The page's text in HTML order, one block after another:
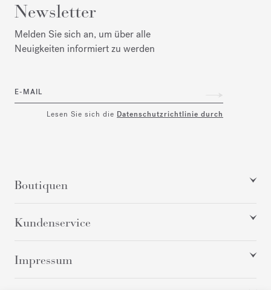
Newsletter
Melden Sie sich an, um über alle
Neuigkeiten informiert zu werden
E-MAIL
Lesen Sie sich die Datenschutzrichtlinie durch
Boutiquen
Kundenservice
Impressum